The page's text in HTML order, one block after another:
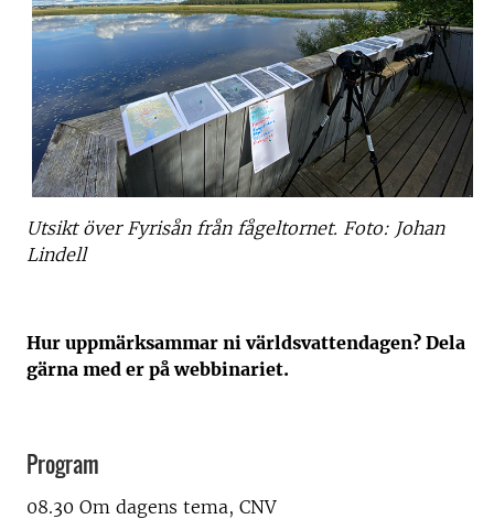
Utsikt över Fyrisån från fågeltornet. Foto: Johan
Lindell
Hur uppmärksammar ni världsvattendagen? Dela
gärna med er på webbinariet.
Program
08.30 Om dagens tema, CNV